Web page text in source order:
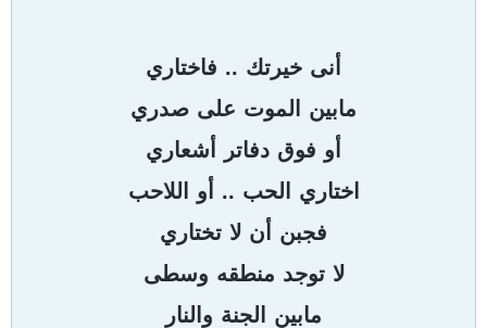
أنى خيرتك .. فاختاري
مابين
الموت على صدري
أو فوق دفاتر
أشعاري
اختاري
الحب .. أو
اللاحب
فجبن
أن لا تختاري
لا توجد منطقه وسطى
مابين
الجنة والنار